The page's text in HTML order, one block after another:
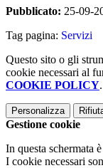
Pubblicato: 25-09-
Tag pagina: Servizi
Questo sito o gli
cookie necessari al
COOKIE POLICY.
Personalizza
Gestione cookie
In questa schermata
I cookie necessari